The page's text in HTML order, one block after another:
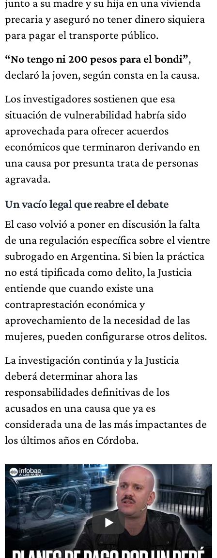
precaria y aseguró no tener dinero siquiera
para pagar el transporte público.
“No tengo ni 200 pesos para el bondi”,
declaró la joven, según consta en la causa.
Los investigadores sostienen que esa
situación de vulnerabilidad habría sido
aprovechada para ofrecer acuerdos
económicos que terminaron derivando en
una causa por presunta trata de personas
agravada.
Un vacío legal que reabre el debate
El caso volvió a poner en discusión la falta
de una regulación específica sobre el vientre
subrogado en Argentina. Si bien la práctica
no está tipificada como delito, la Justicia
entiende que cuando existe una
contraprestación económica y
aprovechamiento de la necesidad de las
mujeres, pueden configurarse otros delitos.
La investigación continúa y la Justicia
deberá determinar ahora las
responsabilidades definitivas de los
acusados en una causa que ya es
considerada una de las más impactantes de
los últimos años en Córdoba.